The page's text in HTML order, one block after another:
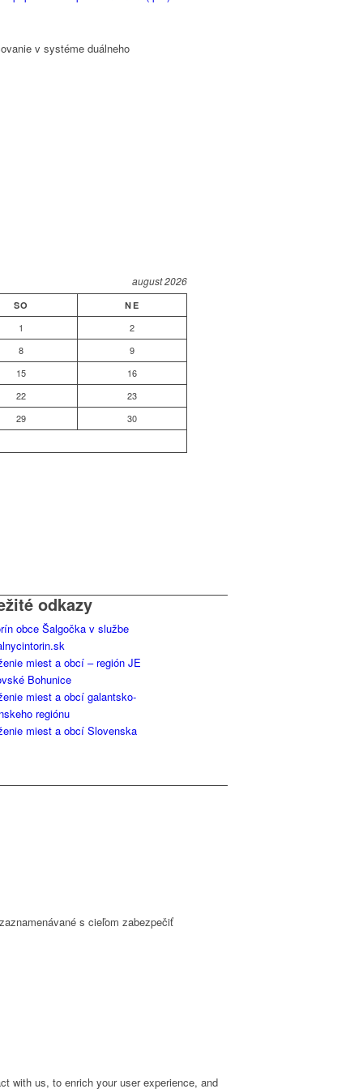
v systéme duálneho
august 2026
SO NE
1
2
8
9
15
16
22
23
29
30
odkazy
obce Šalgočka v službe
miest a obcí – región JE
Bohunice
miest a obcí galantsko-
regiónu
miest a obcí Slovenska
s cieľom zabezpečiť
with us, to enrich your user experience, and